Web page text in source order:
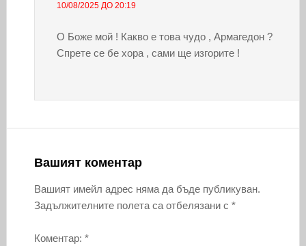
10/08/2025 ДО 20:19
О Боже мой ! Какво е това чудо , Армагедон ?
Спрете се бе хора , сами ще изгорите !
Вашият коментар
Вашият имейл адрес няма да бъде публикуван.
Задължителните полета са отбелязани с *
Коментар: *